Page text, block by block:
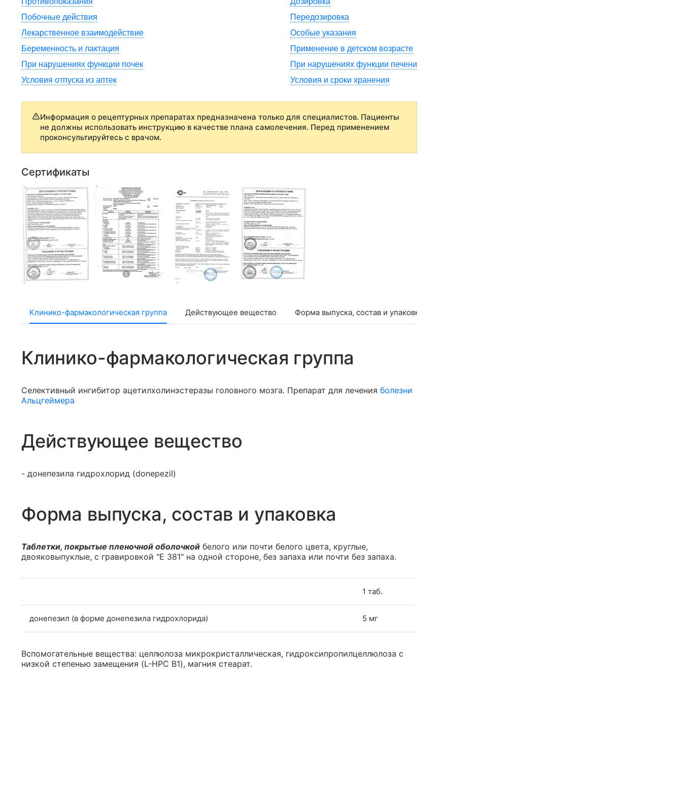
Побочные действия
Передозировка
Лекарственное взаимодействие
Особые указания
Беременность и лактация
Применение в детском возрасте
При нарушениях функции почек
При нарушениях функции печени
Условия отпуска из аптек
Условия и сроки хранения
Информация о рецептурных препаратах предназначена только для специалистов. Пациенты
не должны использовать инструкцию в качестве плана самолечения. Перед применением
проконсультируйтесь с врачом.
Сертификаты
Клинико-фармакологическая группа Действующее вещество Форма выпуска, состав и упаковка
Клинико-фармакологическая группа
Селективный ингибитор ацетилхолинэстеразы головного мозга. Препарат для лечения болезни
Альцгеймера
Действующее вещество
- донепезила гидрохлорид (donepezil)
Форма выпуска, состав и упаковка
Таблетки, покрытые пленочной оболочкой белого или почти белого цвета, круглые,
двояковыпуклые, с гравировкой "E 381" на одной стороне, без запаха или почти без запаха.
1 таб.
донепезил (в форме донепезила гидрохлорида) 5 мг
Вспомогательные вещества: целлюлоза микрокристаллическая, гидроксипропилцеллюлоза с
низкой степенью замещения (L-HPC B1), магния стеарат.